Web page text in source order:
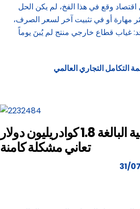
وقع في هذا الفخ، لم يكن الحل
مهارة أو في تثبيت آخر لسعر الصرف،
غياب قطاع خارجي منتج لم يُبنَ يوماً
التكامل التجاري العالمي
الميزانية العالمية البالغة 1.8 كوادريليون دولار
تعاني مشكلة كامنة